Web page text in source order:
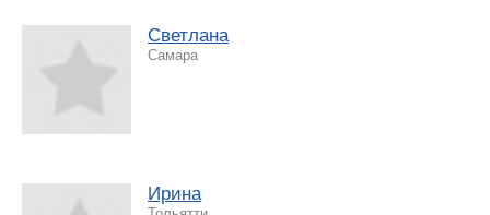
Светлана
Самара
Ирина